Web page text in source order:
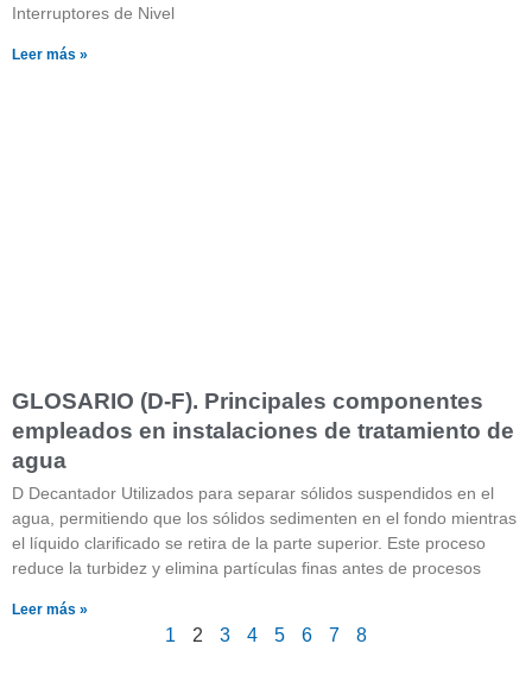
Interruptores de Nivel
Leer más »
GLOSARIO (D-F). Principales componentes
empleados en instalaciones de tratamiento de
agua
D Decantador Utilizados para separar sólidos suspendidos en el
agua, permitiendo que los sólidos sedimenten en el fondo mientras
el líquido clarificado se retira de la parte superior. Este proceso
reduce la turbidez y elimina partículas finas antes de procesos
Leer más »
1 2 3 4 5 6 7 8